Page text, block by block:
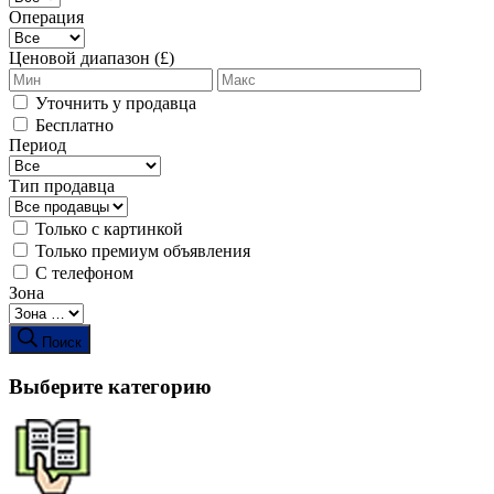
Операция
Ценовой диапазон (£)
Уточнить у продавца
Бесплатно
Период
Тип продавца
Только с картинкой
Только премиум объявления
С телефоном
Зона
Поиск
Выберите категорию